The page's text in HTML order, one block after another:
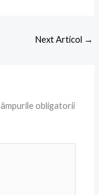
Next Articol →
obligatorii